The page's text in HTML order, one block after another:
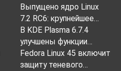
Выпущено ядро Linux
7.2 RC6: крупнейшее…
В KDE Plasma 6.7.4
улучшены функции…
Fedora Linux 45 включит
защиту теневого…